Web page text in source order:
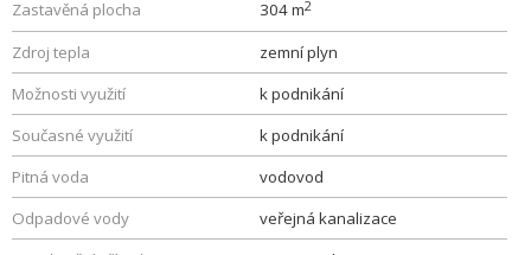
Zastavěná plocha
304 m2
Zdroj tepla
zemní plyn
Možnosti využití
k podnikání
Současné využití
k podnikání
Pitná voda
vodovod
Odpadové vody
veřejná kanalizace